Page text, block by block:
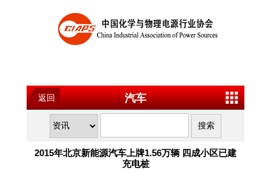
返回 汽车
2015年北京新能源汽车上牌1.56万辆 四成小区已建
充电桩